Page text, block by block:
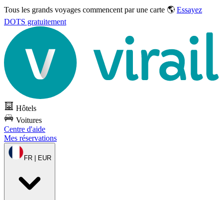
Tous les grands voyages commencent par une carte 🌎 Essayez
DOTS gratuitement
Hôtels
Voitures
Centre d'aide
Mes réservations
FR | EUR